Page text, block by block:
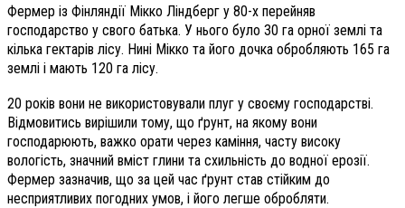
Фермер із Фінляндії Мікко Ліндберг у 80-х перейняв
господарство у свого батька. У нього було 30 га орної землі та
кілька гектарів лісу. Нині Мікко та його дочка обробляють 165 га
землі і мають 120 га лісу.
20 років вони не використовували плуг у своєму господарстві.
Відмовитись вирішили тому, що ґрунт, на якому вони
господарюють, важко орати через каміння, часту високу
вологість, значний вміст глини та схильність до водної ерозії.
Фермер зазначив, що за цей час ґрунт став стійким до
несприятливих погодних умов, і його легше обробляти.